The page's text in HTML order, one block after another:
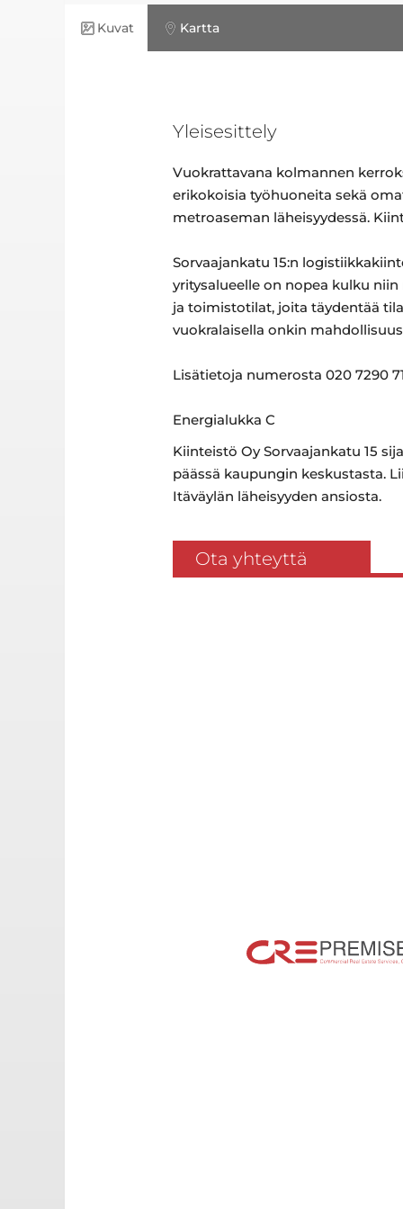
Kuvat Kartta
Yleisesittely
Vuokrattavana kolmannen
erikokoisia työhuoneita sekä
metroaseman läheisyydessä.
Sorvaajankatu 15:n
yritysalueelle on nopea kulku
ja toimistotilat, joita täydentää
vuokralaisella onkin
Lisätietoja numerosta 020 7290
Energialukka C
Kiinteistö Oy Sorvaajankatu 15
päässä kaupungin keskustasta.
Itäväylän läheisyyden ansiosta.
Ota yhteyttä